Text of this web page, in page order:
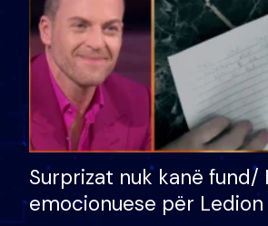
Surprizat nuk kanë fund/
emocionuese për